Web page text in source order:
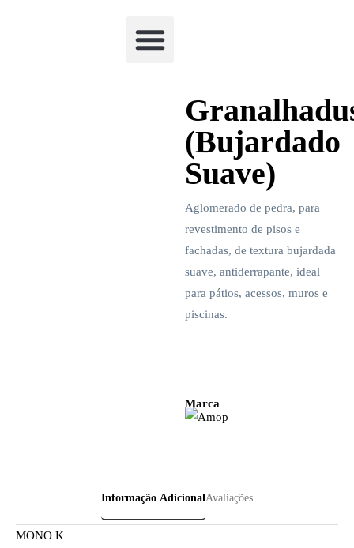
(Bujardado
Suave)
Aglomerado de pedra, para
revestimento de pisos e
fachadas, de textura bujardada
suave, antiderrapante, ideal
para pátios, acessos, muros e
piscinas.
Marca
Informação Adicional Avaliações
MONO K